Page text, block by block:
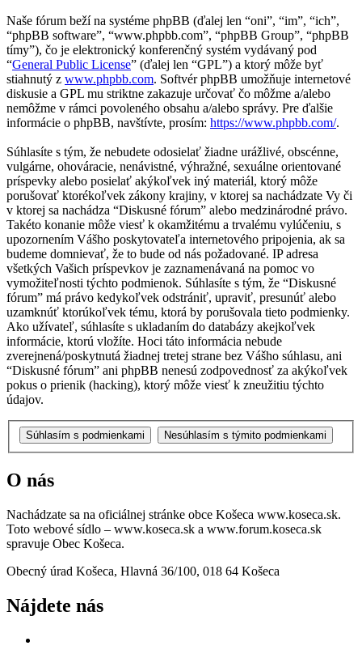
Naše fórum beží na systéme phpBB (ďalej len “oni”, “im”, “ich”,
“phpBB software”, “www.phpbb.com”, “phpBB Group”, “phpBB
tímy”), čo je elektronický konferenčný systém vydávaný pod
“General Public License” (ďalej len “GPL”) a ktorý môže byť
stiahnutý z www.phpbb.com. Softvér phpBB umožňuje internetové
diskusie a GPL mu striktne zakazuje určovať čo môžme a/alebo
nemôžme v rámci povoleného obsahu a/alebo správy. Pre ďalšie
informácie o phpBB, navštívte, prosím: https://www.phpbb.com/.
Súhlasíte s tým, že nebudete odosielať žiadne urážlivé, obscénne,
vulgárne, ohováracie, nenávistné, výhražné, sexuálne orientované
príspevky alebo posielať akýkoľvek iný materiál, ktorý môže
porušovať ktorékoľvek zákony krajiny, v ktorej sa nachádzate Vy či
v ktorej sa nachádza “Diskusné fórum” alebo medzinárodné právo.
Takéto konanie môže viesť k okamžitému a trvalému vylúčeniu, s
upozornením Vášho poskytovateľa internetového pripojenia, ak sa
budeme domnievať, že to bude od nás požadované. IP adresa
všetkých Vašich príspevkov je zaznamenávaná na pomoc vo
vymožiteľnosti týchto podmienok. Súhlasíte s tým, že “Diskusné
fórum” má právo kedykoľvek odstrániť, upraviť, presunúť alebo
uzamknúť ktorúkoľvek tému, ktorá by porušovala tieto podmienky.
Ako užívateľ, súhlasíte s ukladaním do databázy akejkoľvek
informácie, ktorú vložíte. Hoci táto informácia nebude
zverejnená/poskytnutá žiadnej tretej strane bez Vášho súhlasu, ani
“Diskusné fórum” ani phpBB nenesú zodpovednosť za akýkoľvek
pokus o prienik (hacking), ktorý môže viesť k zneužitiu týchto
údajov.
O nás
Nachádzate sa na oficiálnej stránke obce Košeca www.koseca.sk.
Toto webové sídlo – www.koseca.sk a www.forum.koseca.sk
spravuje Obec Košeca.
Obecný úrad Košeca, Hlavná 36/100, 018 64 Košeca
Nájdete nás